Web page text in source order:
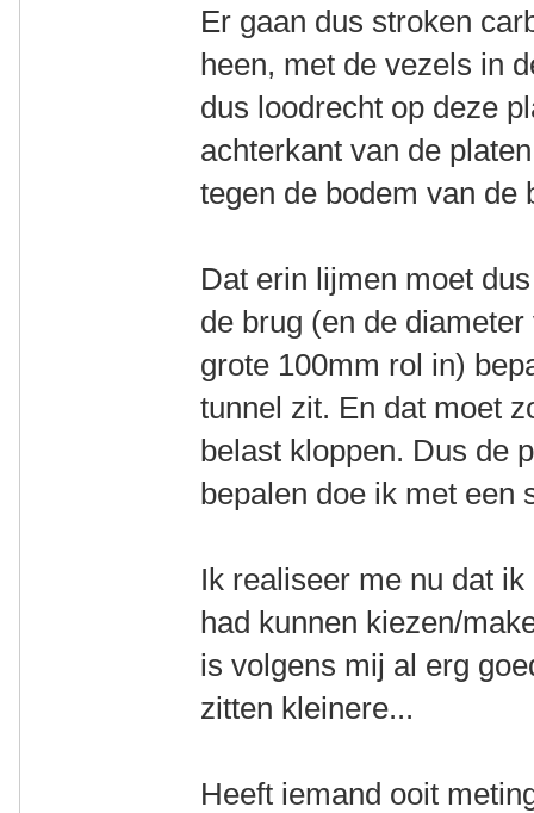
Er gaan dus stroken
heen, met de vezels in
dus loodrecht op deze
achterkant van de
tegen de bodem van de
Dat erin lijmen moet
de brug (en de
grote 100mm rol in)
tunnel zit. En dat moet
belast kloppen. Dus de
bepalen doe ik met een
Ik realiseer me nu dat
had kunnen kiezen/
is volgens mij al erg
zitten kleinere...
Heeft iemand ooit